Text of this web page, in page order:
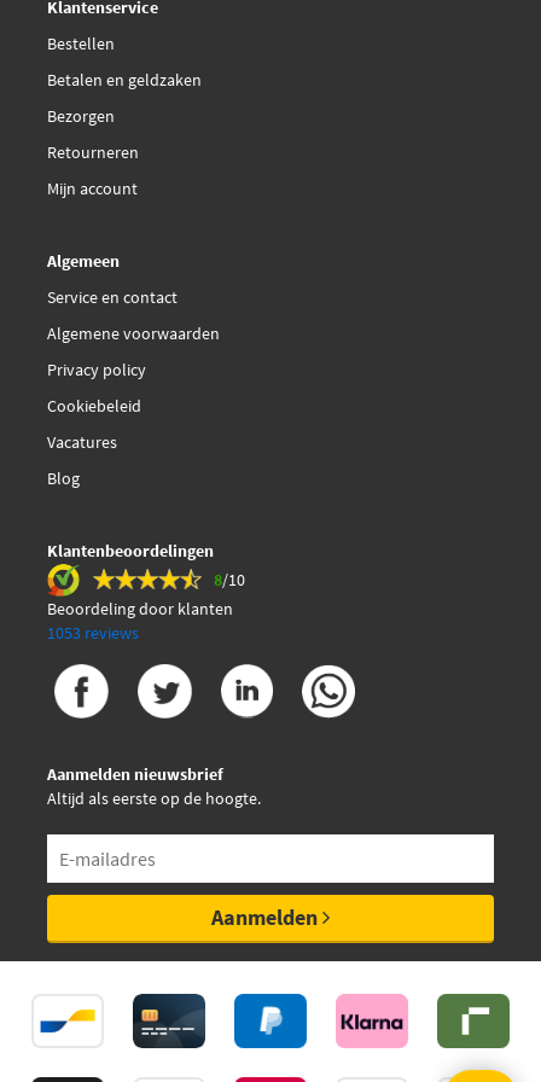
Klantenservice
Bestellen
Betalen en geldzaken
Bezorgen
Retourneren
Mijn account
Algemeen
Service en contact
Algemene voorwaarden
Privacy policy
Cookiebeleid
Vacatures
Blog
Klantenbeoordelingen
8/10
Beoordeling door klanten
1053 reviews
Aanmelden nieuwsbrief
Altijd als eerste op de hoogte.
Aanmelden